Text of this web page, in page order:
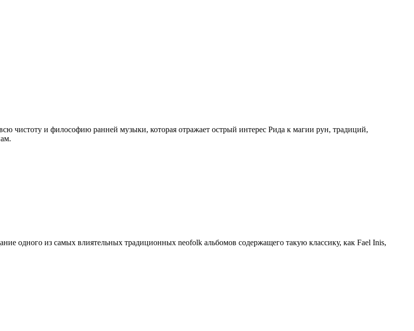
чистоту и философию ранней музыки, которая отражает острый интерес Рида к магии рун, традиций,
одного из самых влиятельных традиционных neofolk альбомов содержащего такую классику, как Fael Inis,